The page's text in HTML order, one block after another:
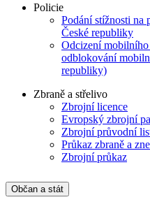
Policie
Podání stížnosti na
České republiky
Odcizení
odblokování
republiky)
Zbraně a střelivo
Zbrojní licence
Evropský zbrojní
Zbrojní průvodní
Průkaz zbraně a
Zbrojní průkaz
Občan a stát